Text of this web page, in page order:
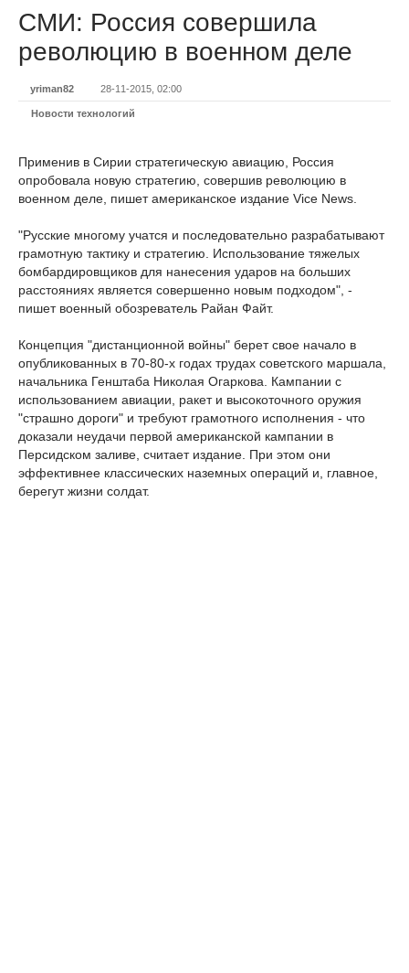
СМИ: Россия совершила
революцию в военном деле
yriman82 28-11-2015, 02:00
Новости технологий
Применив в Сирии стратегическую авиацию, Россия
опробовала новую стратегию, совершив революцию в
военном деле, пишет американское издание Vice News.
"Русские многому учатся и последовательно разрабатывают
грамотную тактику и стратегию. Использование тяжелых
бомбардировщиков для нанесения ударов на больших
расстояниях является совершенно новым подходом", -
пишет военный обозреватель Райан Файт.
Концепция "дистанционной войны" берет свое начало в
опубликованных в 70-80-х годах трудах советского маршала,
начальника Генштаба Николая Огаркова. Кампании с
использованием авиации, ракет и высокоточного оружия
"страшно дороги" и требуют грамотного исполнения - что
доказали неудачи первой американской кампании в
Персидском заливе, считает издание. При этом они
эффективнее классических наземных операций и, главное,
берегут жизни солдат.